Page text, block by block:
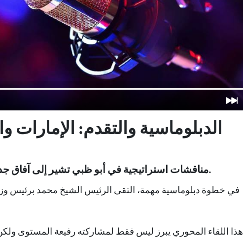
الدبلوماسية والتقدم: الإمارات
مناقشات استراتيجية في أبو ظبي تشير إلى آفاق جديدة في العلاقات الإماراتية-البريطانية.
في خطوة دبلوماسية مهمة، التقى الرئيس الشيخ محمد برئيس
هذا اللقاء المحوري يبرز ليس فقط لمشاركته رفيعة المستوى